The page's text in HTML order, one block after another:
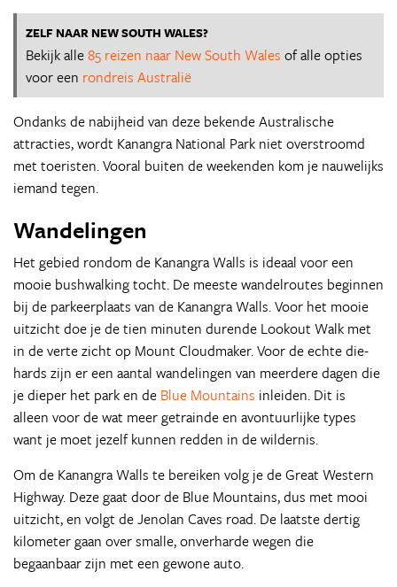
ZELF NAAR NEW SOUTH WALES?
Bekijk alle85 reizen naar New South Wales of alle opties
voor een rondreis Australië
Ondanks de nabijheid van deze bekende Australische
attracties, wordt Kanangra National Park niet overstroomd
met toeristen. Vooral buiten de weekenden kom je nauwelijks
iemand tegen.
Wandelingen
Het gebied rondom de Kanangra Walls is ideaal voor een
mooie bushwalking tocht. De meeste wandelroutes beginnen
bij de parkeerplaats van de Kanangra Walls. Voor het mooie
uitzicht doe je de tien minuten durende Lookout Walk met
in de verte zicht op Mount Cloudmaker. Voor de echte die-
hards zijn er een aantal wandelingen van meerdere dagen die
je dieper het park en de Blue Mountains inleiden. Dit is
alleen voor de wat meer getrainde en avontuurlijke types
want je moet jezelf kunnen redden in de wildernis.
Om de Kanangra Walls te bereiken volg je de Great Western
Highway. Deze gaat door de Blue Mountains, dus met mooi
uitzicht, en volgt de Jenolan Caves road. De laatste dertig
kilometer gaan over smalle, onverharde wegen die
begaanbaar zijn met een gewone auto.